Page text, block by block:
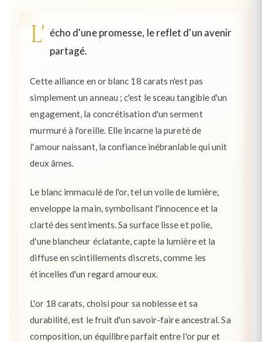
L' écho d'une promesse, le reflet d'un avenir
partagé.
Cette alliance en or blanc 18 carats n'est pas
simplement un anneau ; c'est le sceau tangible d'un
engagement, la concrétisation d'un serment
murmuré à l'oreille. Elle incarne la pureté de
l'amour naissant, la confiance inébranlable qui unit
deux âmes.
Le blanc immaculé de l'or, tel un voile de lumière,
enveloppe la main, symbolisant l'innocence et la
clarté des sentiments. Sa surface lisse et polie,
d'une blancheur éclatante, capte la lumière et la
diffuse en scintillements discrets, comme les
étincelles d'un regard amoureux.
L'or 18 carats, choisi pour sa noblesse et sa
durabilité, est le fruit d'un savoir-faire ancestral. Sa
composition, un équilibre parfait entre l'or pur et